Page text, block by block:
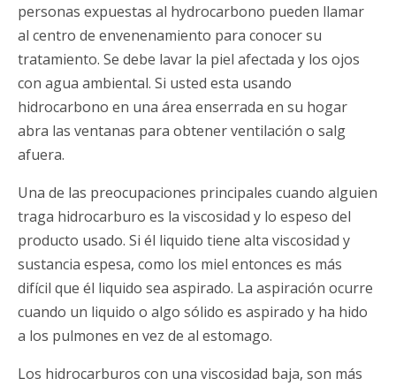
personas expuestas al hydrocarbono pueden llamar
al centro de envenenamiento para conocer su
tratamiento. Se debe lavar la piel afectada y los ojos
con agua ambiental. Si usted esta usando
hidrocarbono en una área enserrada en su hogar
abra las ventanas para obtener ventilación o salg
afuera.
Una de las preocupaciones principales cuando alguien
traga hidrocarburo es la viscosidad y lo espeso del
producto usado. Si él liquido tiene alta viscosidad y
sustancia espesa, como los miel entonces es más
difícil que él liquido sea aspirado. La aspiración ocurre
cuando un liquido o algo sólido es aspirado y ha hido
a los pulmones en vez de al estomago.
Los hidrocarburos con una viscosidad baja, son más